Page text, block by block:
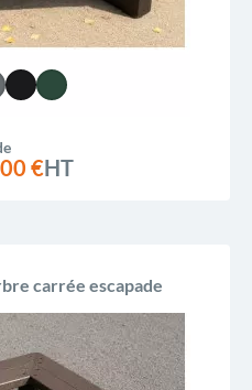
€HT
carrée escapade